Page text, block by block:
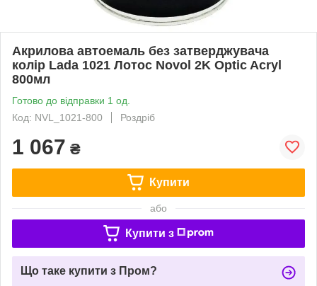
Акрилова автоемаль без затверджувача
колір Lada 1021 Лотос Novol 2K Optic Acryl
800мл
Готово до відправки 1 од.
Код: NVL_1021-800
Роздріб
1 067 ₴
Купити
або
Купити з
Що таке купити з Пром?